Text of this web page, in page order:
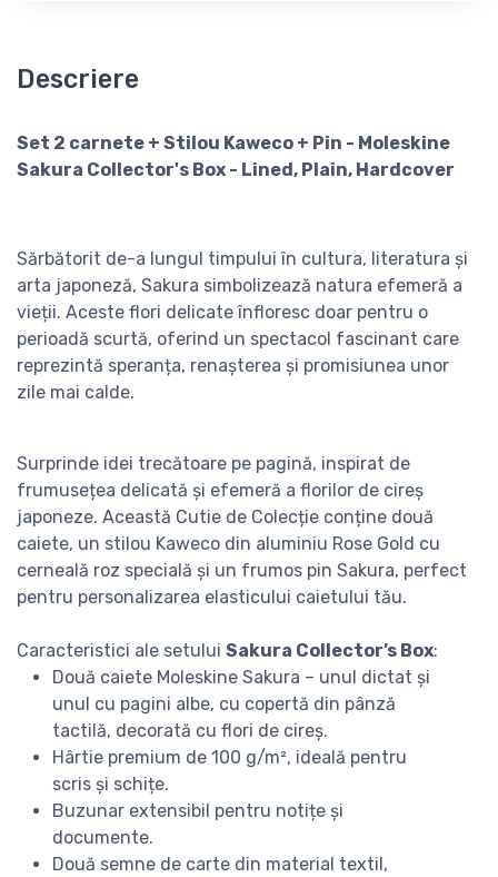
Descriere
Set 2 carnete + Stilou Kaweco + Pin - Moleskine
Sakura Collector's Box - Lined, Plain, Hardcover
Sărbătorit de-a lungul timpului în cultura, literatura și
arta japoneză, Sakura simbolizează natura efemeră a
vieții. Aceste flori delicate înfloresc doar pentru o
perioadă scurtă, oferind un spectacol fascinant care
reprezintă speranța, renașterea și promisiunea unor
zile mai calde.
Surprinde idei trecătoare pe pagină, inspirat de
frumusețea delicată și efemeră a florilor de cireș
japoneze. Această Cutie de Colecție conține două
caiete, un stilou Kaweco din aluminiu Rose Gold cu
cerneală roz specială și un frumos pin Sakura, perfect
pentru personalizarea elasticului caietului tău.
Caracteristici ale setului Sakura Collector’s Box:
Două caiete Moleskine Sakura – unul dictat și
unul cu pagini albe, cu copertă din pânză
tactilă, decorată cu flori de cireș.
Hârtie premium de 100 g/m², ideală pentru
scris și schițe.
Buzunar extensibil pentru notițe și
documente.
Două semne de carte din material textil,